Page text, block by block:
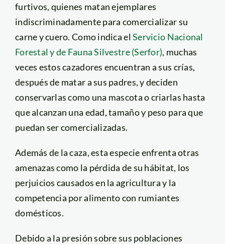
furtivos, quienes matan ejemplares
indiscriminadamente para comercializar su
carne y cuero. Como indica elServicio Nacional
Forestal y de Fauna Silvestre (Serfor), muchas
veces estos cazadores encuentran a sus crías,
después de matar a sus padres, y deciden
conservarlas como una mascota o criarlas hasta
que alcanzan una edad, tamaño y peso para que
puedan ser comercializadas.
Además de la caza, esta especie enfrenta otras
amenazas como la pérdida de su hábitat, los
perjuicios causados en la agricultura y la
competencia por alimento con rumiantes
domésticos.
Debido a la presión sobre sus poblaciones